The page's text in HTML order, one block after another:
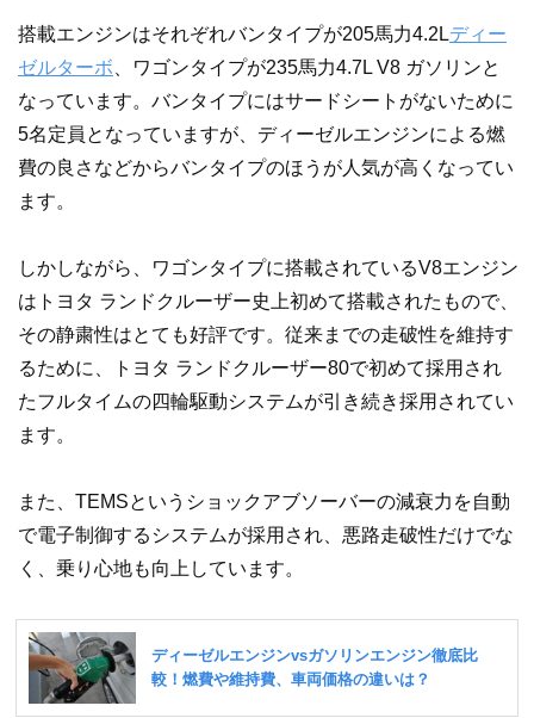
駆動方式 4WD
使用燃料 軽油
［単位］最高出力：kW[PS]/rpm 最大トルク：N･m[kgf･m]/rpm
搭載エンジンはそれぞれバンタイプが205馬力4.2Lディー
ゼルターボ 、ワゴンタイプが235馬力4.7L V8 ガソリンと
なっています。バンタイプにはサードシートがないために
5名定員となっていますが、ディーゼルエンジンによる燃
費の良さなどからバンタイプのほうが人気が高くなってい
ます。
しかしながら、ワゴンタイプに搭載されているV8エンジン
はトヨタ ランドクルーザー史上初めて搭載されたもので、
その静粛性はとても好評です。従来までの走破性を維持す
るために、トヨタ ランドクルーザー80で初めて採用され
たフルタイムの四輪駆動システムが引き続き採用されてい
ます。
また、TEMSというショックアブソーバーの減衰力を自動
で電子制御するシステムが採用され、悪路走破性だけでな
く、乗り心地も向上しています。